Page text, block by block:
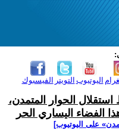
الفيسبوك التويتر اليوتيوب
الحوار المتمدن،
الفضاء اليساري الحر
على اليوتيوب]